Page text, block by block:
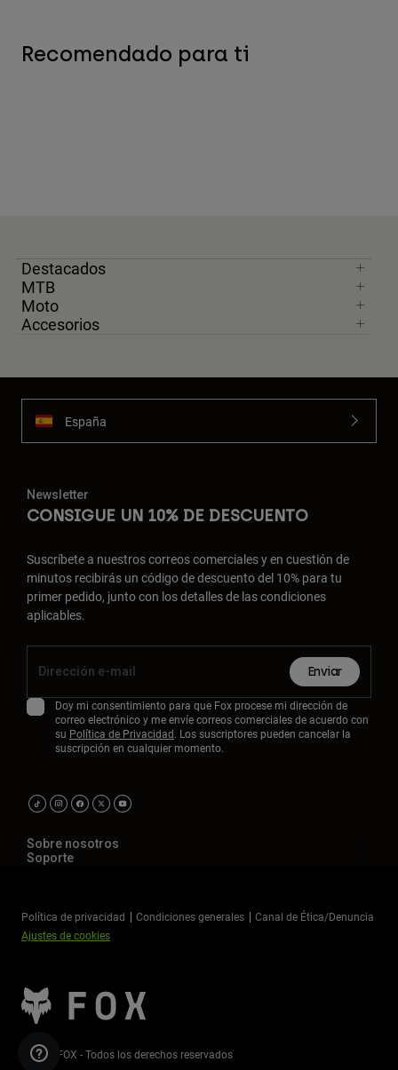
Recomendado para ti
Destacados
MTB
Moto
Accesorios
España
Newsletter
CONSIGUE UN 10% DE DESCUENTO
Suscríbete a nuestros correos comerciales y en cuestión de
minutos recibirás un código de descuento del 10% para tu
primer pedido, junto con los detalles de las condiciones
aplicables.
Enviar
Doy mi consentimiento para que Fox procese mi dirección de
correo electrónico y me envíe correos comerciales de acuerdo con
su Política de Privacidad. Los suscriptores pueden cancelar la
suscripción en cualquier momento.
Sobre nosotros
Soporte
Política de privacidad Condiciones generales
Canal de Ética/Denuncia
Ajustes de cookies
©2026 FOX - Todos los derechos reservados